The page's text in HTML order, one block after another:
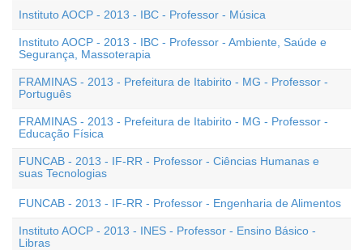
Instituto AOCP - 2013 - IBC - Professor - Música
Instituto AOCP - 2013 - IBC - Professor - Ambiente, Saúde e
Segurança, Massoterapia
FRAMINAS - 2013 - Prefeitura de Itabirito - MG - Professor -
Português
FRAMINAS - 2013 - Prefeitura de Itabirito - MG - Professor -
Educação Física
FUNCAB - 2013 - IF-RR - Professor - Ciências Humanas e
suas Tecnologias
FUNCAB - 2013 - IF-RR - Professor - Engenharia de Alimentos
Instituto AOCP - 2013 - INES - Professor - Ensino Básico -
Libras